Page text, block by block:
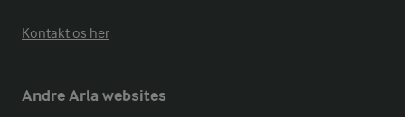
Kontakt os her
Andre Arla websites